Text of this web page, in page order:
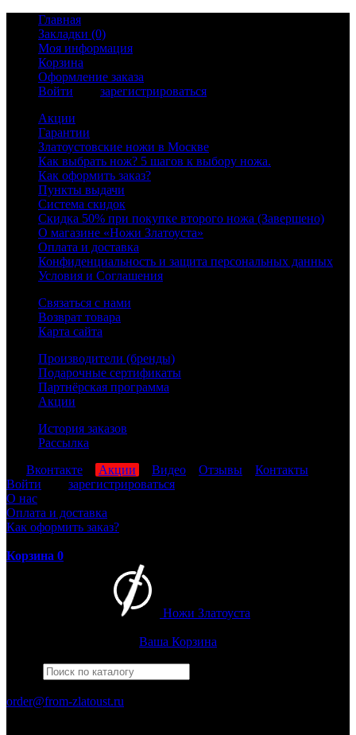
Главная
Закладки (0)
Моя информация
Корзина
Оформление заказа
Войти
зарегистрироваться
Акции
Гарантии
Златоустовские ножи в Москве
Как выбрать нож? 5 шагов к выбору ножа.
Как оформить заказ?
Пункты выдачи
Система скидок
Скидка 50% при покупке второго ножа (Завершено)
О магазине «Ножи Златоуста»
Оплата и доставка
Конфиденциальность и защита персональных данных
Условия и Соглашения
Связаться с нами
Возврат товара
Карта сайта
Производители (бренды)
Подарочные сертификаты
Партнёрская программа
Акции
История заказов
Рассылка
Вконтакте Акции Видео Отзывы
Контакты
Войти
зарегистрироваться
О нас
Оплата и доставка
Как оформить заказ?
Корзина 0
Ножи Златоуста
Ваша Корзина
order@from-zlatoust.ru